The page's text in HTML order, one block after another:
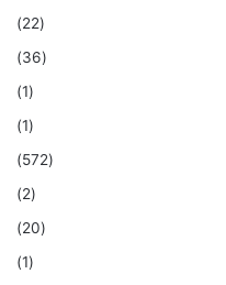
(22)
(36)
(1)
(1)
(572)
(2)
(20)
(1)